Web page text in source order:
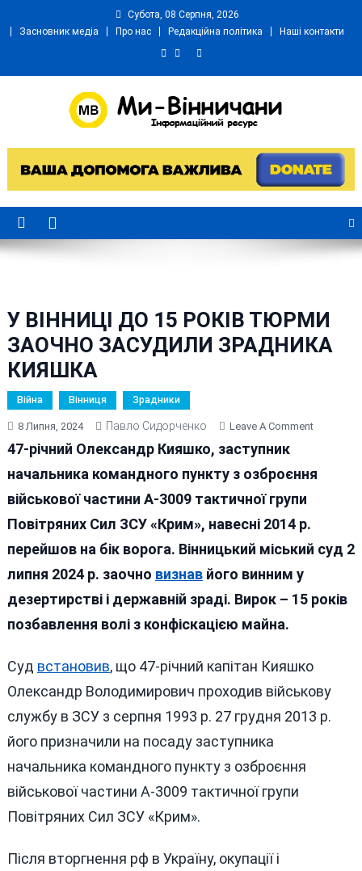
Субота, 08 Серпня, 2026
Засновник медіа
Про нас Редакційна політика Наші контакти
Ми Вінничани
У ВІННИЦІ ДО 15 РОКІВ ТЮРМИ
ЗАОЧНО ЗАСУДИЛИ ЗРАДНИКА
КИЯШКА
Війна Вінниця Зрадники
8 Липня, 2024 Павло Сидорченко Leave A CommentOn
ДО
ЗАОЧНО
КИЯШКА
47-річний Олександр Кияшко, заступник
начальника командного пункту з озброєння
військової частини А-3009 тактичної групи
Повітряних Сил ЗСУ «Крим», навесні 2014 р.
перейшов на бік ворога. Вінницький міський суд 2
липня 2024 р. заочно визнавйого винним у
дезертирстві і державній зраді. Вирок – 15 років
позбавлення волі з конфіскацією майна.
Суд встановив, що 47-річний капітан Кияшко
Олександр Володимирович проходив військову
службу в ЗСУ з серпня 1993 р. 27 грудня 2013 р.
його призначили на посаду заступника
начальника командного пункту з озброєння
військової частини А-3009 тактичної групи
Повітряних Сил ЗСУ «Крим».
Після вторгнення рф в Україну, окупації і